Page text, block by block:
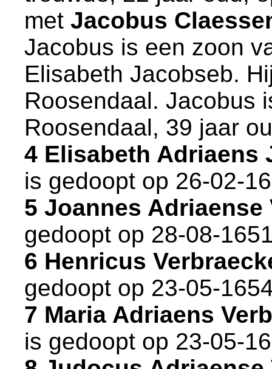
met Jacobus
Jacobus is een zoon
Elisabeth Jacobseb.
Roosendaal. Jacobus
Roosendaal, 39 jaar
4 Elisabeth Adriaens
is gedoopt op 26-02-
5 Joannes Adriaense
gedoopt op 28-08-
6 Henricus
gedoopt op 23-05-
7 Maria Adriaens
is gedoopt op 23-05-